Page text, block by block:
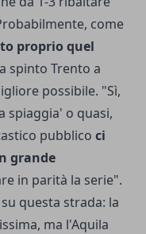
come
proprio quel
spinto Trento a
possibile. "Sì,
spiaggia' o quasi,
pubblico ci
grande
in parità la serie".
questa strada: la
ma l'Aquila